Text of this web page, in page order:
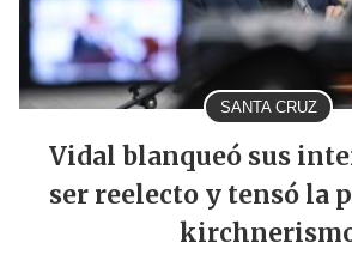
SANTA CRUZ
Vidal blanqueó sus
ser reelecto y tensó la